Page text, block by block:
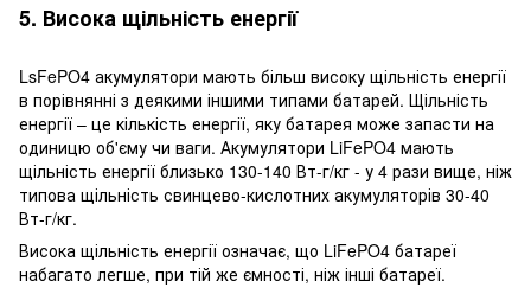
5. Висока щільність енергії
LsFePO4 акумулятори мають більш високу щільність енергії
в порівнянні з деякими іншими типами батарей. Щільність
енергії – це кількість енергії, яку батарея може запасти на
одиницю об'єму чи ваги. Акумулятори LiFePO4 мають
щільність енергії близько 130-140 Вт-г/кг - у 4 рази вище, ніж
типова щільність свинцево-кислотних акумуляторів 30-40
Вт-г/кг.
Висока щільність енергії означає, що LiFePO4 батареї
набагато легше, при тій же ємності, ніж інші батареї.